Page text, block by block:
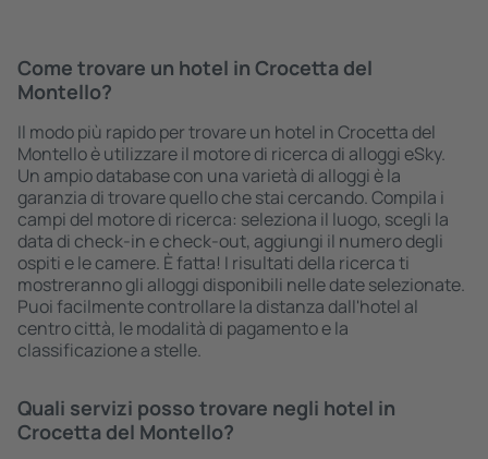
Come trovare un hotel in Crocetta del
Montello?
Il modo più rapido per trovare un hotel in Crocetta del
Montello è utilizzare il motore di ricerca di alloggi eSky.
Un ampio database con una varietà di alloggi è la
garanzia di trovare quello che stai cercando. Compila i
campi del motore di ricerca: seleziona il luogo, scegli la
data di check-in e check-out, aggiungi il numero degli
ospiti e le camere. È fatta! I risultati della ricerca ti
mostreranno gli alloggi disponibili nelle date selezionate.
Puoi facilmente controllare la distanza dall'hotel al
centro città, le modalità di pagamento e la
classificazione a stelle.
Quali servizi posso trovare negli hotel in
Crocetta del Montello?